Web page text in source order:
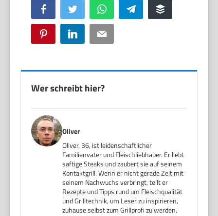
Facebook Twitter WhatsApp Telegram Buffer
Pinterest LinkedIn Email
Wer schreibt hier?
Oliver
Oliver, 36, ist leidenschaftlicher
Familienvater und Fleischliebhaber. Er liebt
saftige Steaks und zaubert sie auf seinem
Kontaktgrill. Wenn er nicht gerade Zeit mit
seinem Nachwuchs verbringt, teilt er
Rezepte und Tipps rund um Fleischqualität
und Grilltechnik, um Leser zu inspirieren,
zuhause selbst zum Grillprofi zu werden.